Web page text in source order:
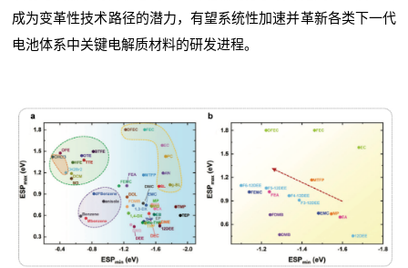
成为变革性技术路径的潜力，有望系统性加速并革新各类下一代
电池体系中关键电解质材料的研发进程。